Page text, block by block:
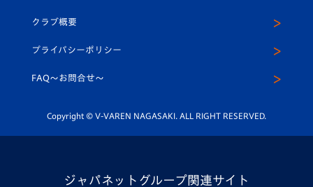
平和祈念活動
ホームタウン活動
スクール
ヴィヴィくんインスタグラム
公式LINE＠
クラブ概要
プライバシーポリシー
FAQ〜お問合せ〜
Copyright © V-VAREN NAGASAKI. ALL RIGHT RESERVED.
ジャパネットグループ関連サイト